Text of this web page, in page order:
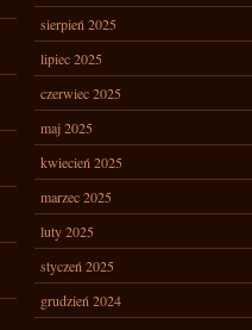
sierpień 2025
lipiec 2025
czerwiec 2025
maj 2025
kwiecień 2025
marzec 2025
luty 2025
styczeń 2025
grudzień 2024